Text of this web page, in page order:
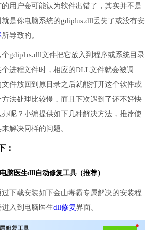
用户会可能认为软件出错了，其实并不是
是你电脑系统的gdiplus.dll丢失了或没有安
所导致的。
gdiplus.dll文件把它放入到程序或系统目录
进程文件时，相应的DLL文件就会被调
文件放回到原目录之后就能打开这个软件或
法处理比较慢，而且下次遇到了还不好快
呢？小编提供如下几种解决方法，推荐使
解决同样的问题。
：
电脑医生dll自动修复工具（推荐）
下载安装如下金山毒霸专属解决的安装程
入到电脑医生dll修复界面。